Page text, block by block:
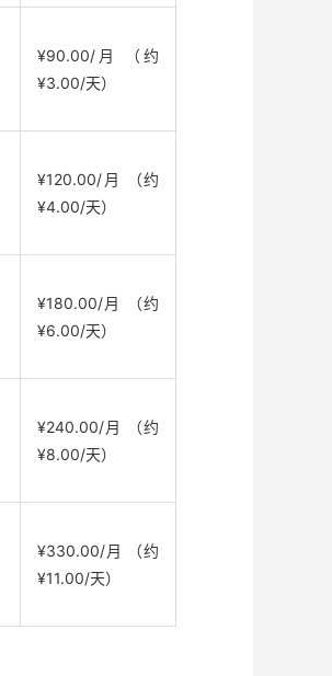
¥90.00/月 （约
¥3.00/天）
¥120.00/月 （约
¥4.00/天）
¥180.00/月 （约
¥6.00/天）
¥240.00/月 （约
¥8.00/天）
¥330.00/月 （约
¥11.00/天）